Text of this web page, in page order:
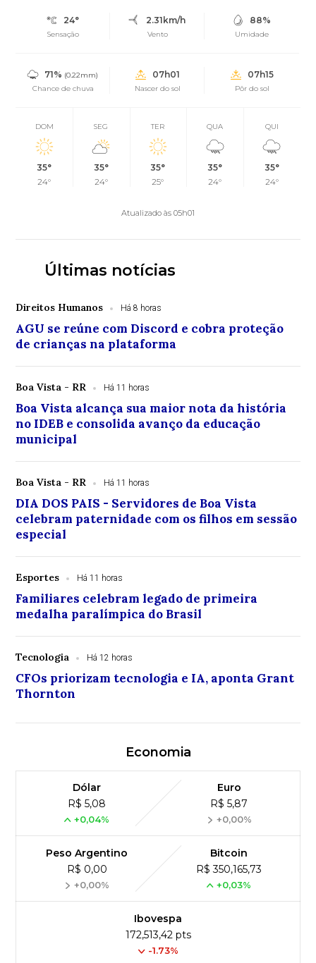
24°
Sensação
2.31km/h
Vento
88%
Umidade
71% (0.22mm)
Chance de chuva
07h01
Nascer do sol
07h15
Pôr do sol
DOM
35°
24°
SEG
35°
24°
TER
35°
25°
QUA
35°
24°
QUI
35°
24°
Atualizado às 05h01
Últimas notícias
Direitos Humanos Há 8 horas
AGU se reúne com Discord e cobra proteção
de crianças na plataforma
Boa Vista - RR Há 11 horas
Boa Vista alcança sua maior nota da história
no IDEB e consolida avanço da educação
municipal
Boa Vista - RR Há 11 horas
DIA DOS PAIS - Servidores de Boa Vista
celebram paternidade com os filhos em sessão
especial
Esportes Há 11 horas
Familiares celebram legado de primeira
medalha paralímpica do Brasil
Tecnologia Há 12 horas
CFOs priorizam tecnologia e IA, aponta Grant
Thornton
Economia
Dólar
R$ 5,08
+0,04%
Euro
R$ 5,87
+0,00%
Peso Argentino
R$ 0,00
+0,00%
Bitcoin
R$ 350,165,73
+0,03%
Ibovespa
172,513,42 pts
-1.73%